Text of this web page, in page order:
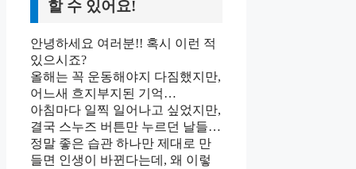
할 수 있어요!
안녕하세요 여러분!! 혹시 이런 적
있으시죠?
올해는 꼭 운동해야지 다짐했지만,
어느새 흐지부지된 기억…
아침마다 일찍 일어나고 싶었지만,
결국 스누즈 버튼만 누르던 날들…
정말 좋은 습관 하나만 제대로 만
들면 인생이 바뀐다는데, 왜 이렇